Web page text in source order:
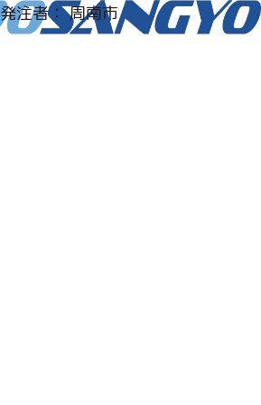
発注者： 周南市